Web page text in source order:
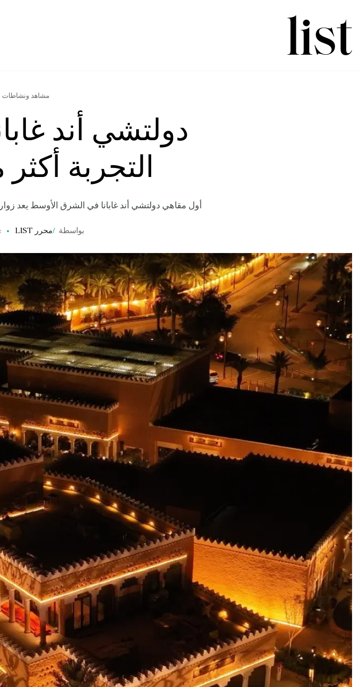
مشاهد ونشاطات
دولتشي أند
التجربة
أول مقاهي دولتشي أند غابانا في الشرق الأوسط يعد
بواسطة /محرر LIST 2